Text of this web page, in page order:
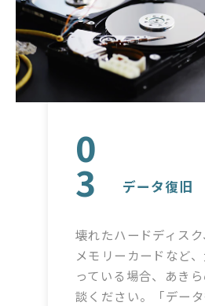
0
3 データ復旧
壊れたハードディス
メモリーカードなど
っている場合、あき
談ください。「デー